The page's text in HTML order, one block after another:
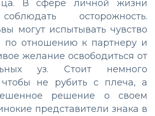
В сфере личной жизни
осторожность.
могут испытывать чувство
по отношению к партнеру и
желание освободиться от
уз. Стоит немного
чтобы не рубить с плеча, а
решение о своем
представители знака в